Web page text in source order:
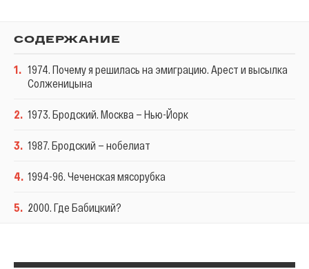
СОДЕРЖАНИЕ
1. 1974. Почему я решилась на эмиграцию. Арест и высылка
Солженицына
2. 1973. Бродский. Москва — Нью-Йорк
3. 1987. Бродский — нобелиат
4. 1994-96. Чеченская мясорубка
5. 2000. Где Бабицкий?